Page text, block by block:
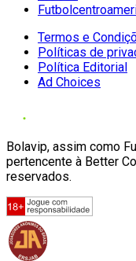
Termos e
Políticas de
Política Editorial
Ad Choices
Bolavip, assim como
pertencente à Better
reservados.